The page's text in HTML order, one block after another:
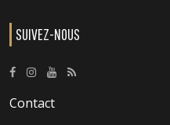
SUIVEZ-NOUS
Contact